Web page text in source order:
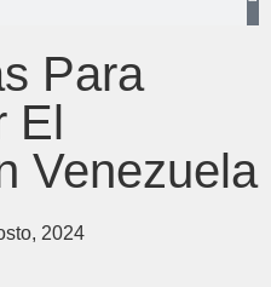
Para
El
Venezuela
2024